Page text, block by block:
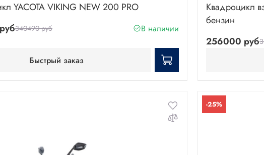
YACOTA VIKING NEW 200 PRO
340490 руб В наличии
Быстрый заказ
Квадроцикл
бензин
256000 руб
-25%